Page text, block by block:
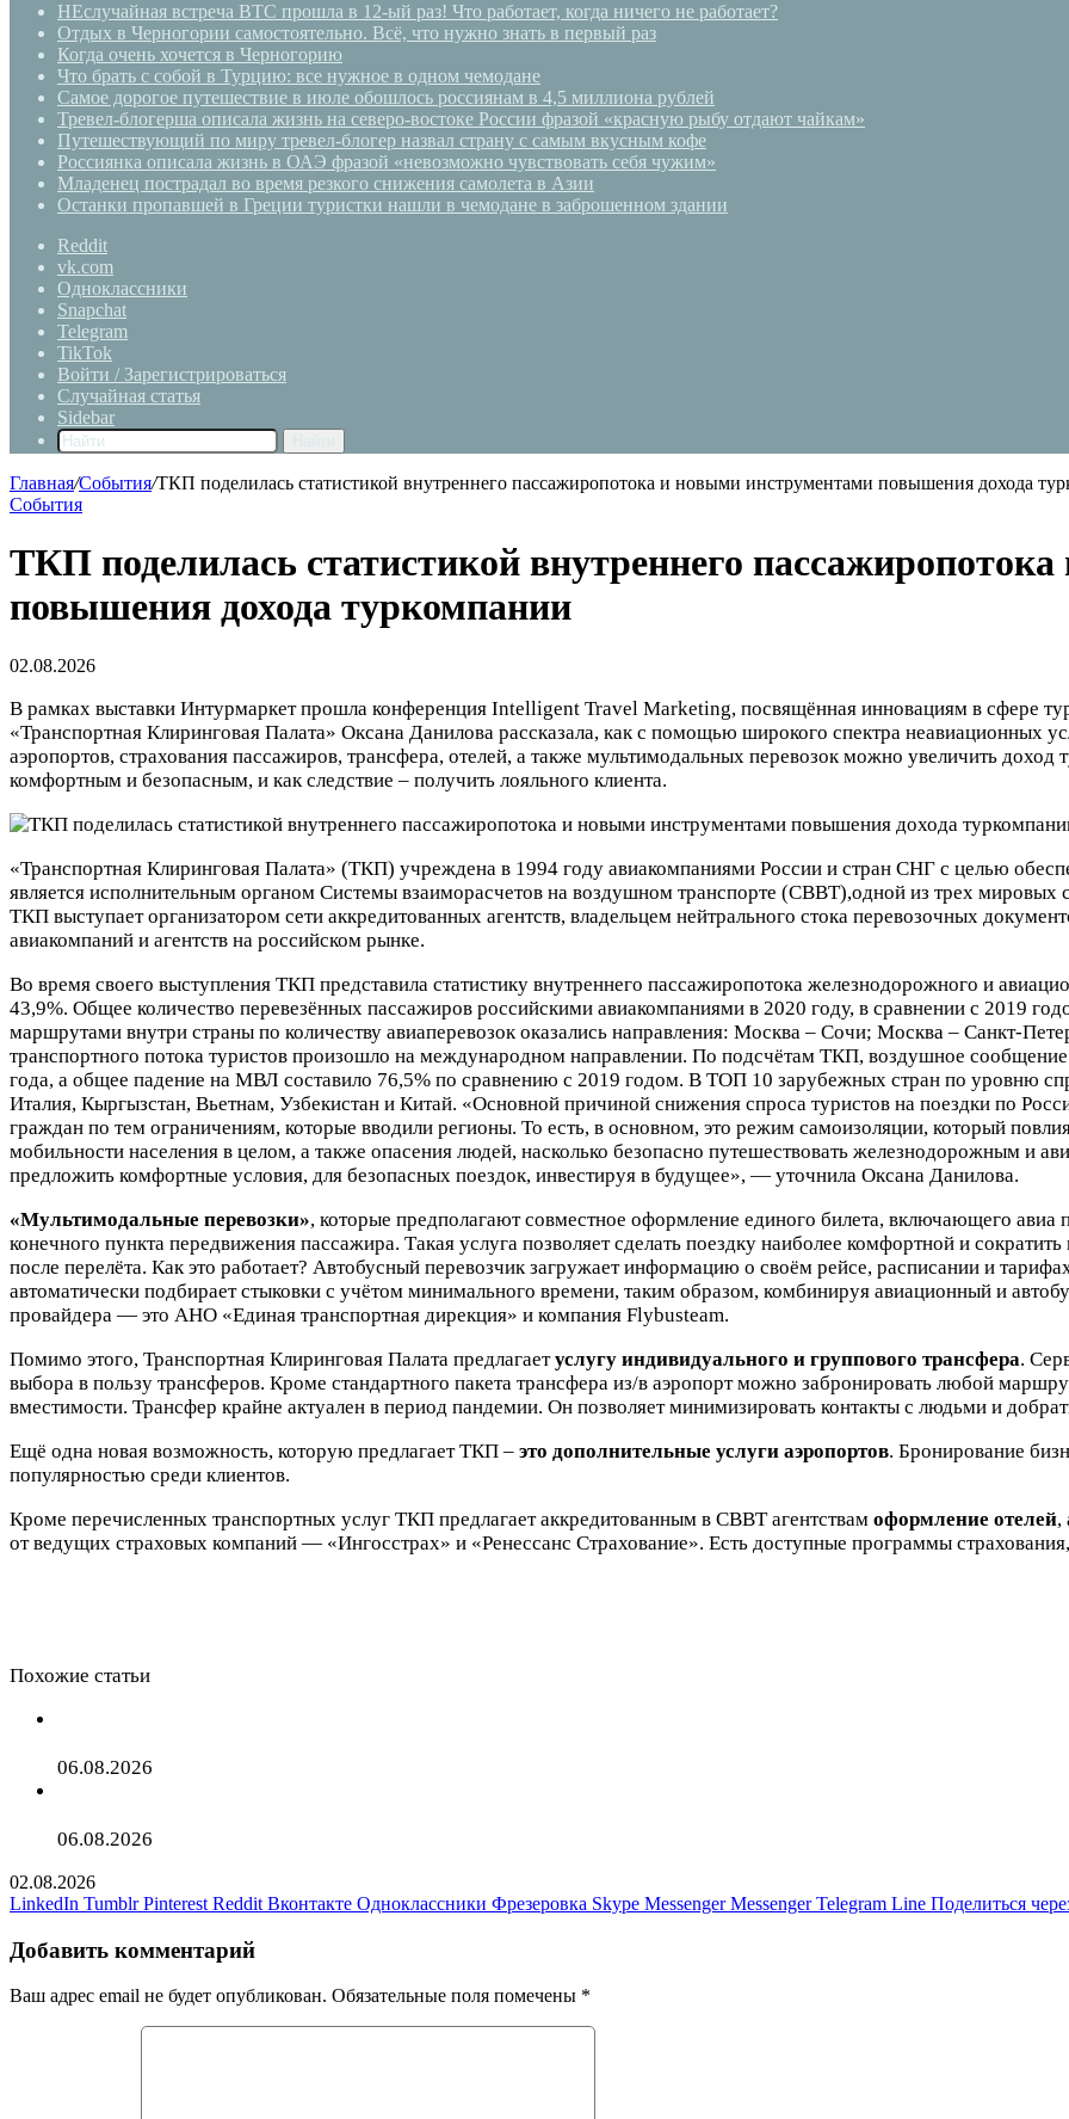
НЕслучайная встреча BTC прошла в 12-ый раз! Что работает, когда ничего не работает?
Отдых в Черногории самостоятельно. Всё, что нужно знать в первый раз
Когда очень хочется в Черногорию
Что брать с собой в Турцию: все нужное в одном чемодане
Самое дорогое путешествие в июле обошлось россиянам в 4,5 миллиона рублей
Тревел-блогерша описала жизнь на северо-востоке России фразой «красную рыбу отдают чайкам»
Путешествующий по миру тревел-блогер назвал страну с самым вкусным кофе
Россиянка описала жизнь в ОАЭ фразой «невозможно чувствовать себя чужим»
Младенец пострадал во время резкого снижения самолета в Азии
Останки пропавшей в Греции туристки нашли в чемодане в заброшенном здании
Reddit
vk.com
Одноклассники
Snapchat
Telegram
TikTok
Войти / Зарегистрироваться
Случайная статья
Sidebar
Главная/События/ТКП поделилась статистикой внутреннего пассажиропотока и новыми инструментами повышения дохода
События
ТКП поделилась статистикой внутреннего
повышения дохода туркомпании
02.08.2026
В рамках выставки Интурмаркет прошла конференция Intelligent Travel Marketing, посвящённая инновациям в сфере
«Транспортная Клиринговая Палата» Оксана Данилова рассказала, как с помощью широкого спектра неавиационных
аэропортов, страхования пассажиров, трансфера, отелей, а также мультимодальных перевозок можно увеличить доход
комфортным и безопасным, и как следствие – получить лояльного клиента.
«Транспортная Клиринговая Палата» (ТКП) учреждена в 1994 году авиакомпаниями России и стран СНГ с целью
является исполнительным органом Системы взаиморасчетов на воздушном транспорте (СВВТ),одной из трех мировых
ТКП выступает организатором сети аккредитованных агентств, владельцем нейтрального стока перевозочных
авиакомпаний и агентств на российском рынке.
Во время своего выступления ТКП представила статистику внутреннего пассажиропотока железнодорожного и
43,9%. Общее количество перевезённых пассажиров российскими авиакомпаниями в 2020 году, в сравнении с 2019
маршрутами внутри страны по количеству авиаперевозок оказались направления: Москва – Сочи; Москва – Санкт-
транспортного потока туристов произошло на международном направлении. По подсчётам ТКП, воздушное
года, а общее падение на МВЛ составило 76,5% по сравнению с 2019 годом. В ТОП 10 зарубежных стран по уровню
Италия, Кыргызстан, Вьетнам, Узбекистан и Китай. «Основной причиной снижения спроса туристов на поездки по
граждан по тем ограничениям, которые вводили регионы. То есть, в основном, это режим самоизоляции, который
мобильности населения в целом, а также опасения людей, насколько безопасно путешествовать железнодорожным и
предложить комфортные условия, для безопасных поездок, инвестируя в будущее», — уточнила Оксана Данилова.
«Мультимодальные перевозки», которые предполагают совместное оформление единого билета, включающего авиа
конечного пункта передвижения пассажира. Такая услуга позволяет сделать поездку наиболее комфортной и
после перелёта. Как это работает? Автобусный перевозчик загружает информацию о своём рейсе, расписании и
автоматически подбирает стыковки с учётом минимального времени, таким образом, комбинируя авиационный и
провайдера — это АНО «Единая транспортная дирекция» и компания Flybusteam.
Помимо этого, Транспортная Клиринговая Палата предлагаетуслугу индивидуального и группового трансфера.
выбора в пользу трансферов. Кроме стандартного пакета трансфера из/в аэропорт можно забронировать любой
вместимости. Трансфер крайне актуален в период пандемии. Он позволяет минимизировать контакты с людьми и
Ещё одна новая возможность, которую предлагает ТКП – это дополнительные услуги аэропортов. Бронирование
популярностью среди клиентов.
Кроме перечисленных транспортных услуг ТКП предлагает аккредитованным в СВВТ агентствам оформление отелей,
от ведущих страховых компаний — «Ингосстрах» и «Ренессанс Страхование». Есть доступные программы
Похожие статьи
06.08.2026
06.08.2026
02.08.2026
LinkedIn Tumblr Pinterest Reddit Вконтакте Одноклассники Фрезеровка Skype Messenger Messenger Telegram Line Поделиться
Добавить комментарий
Ваш адрес email не будет опубликован. Обязательные поля помечены *